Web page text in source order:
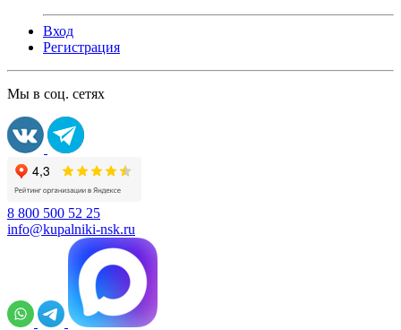
Вход
Регистрация
Мы в соц. сетях
8 800 500 52 25
info@kupalniki-nsk.ru